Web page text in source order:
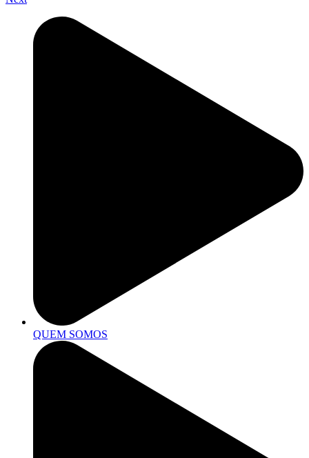
QUEM SOMOS